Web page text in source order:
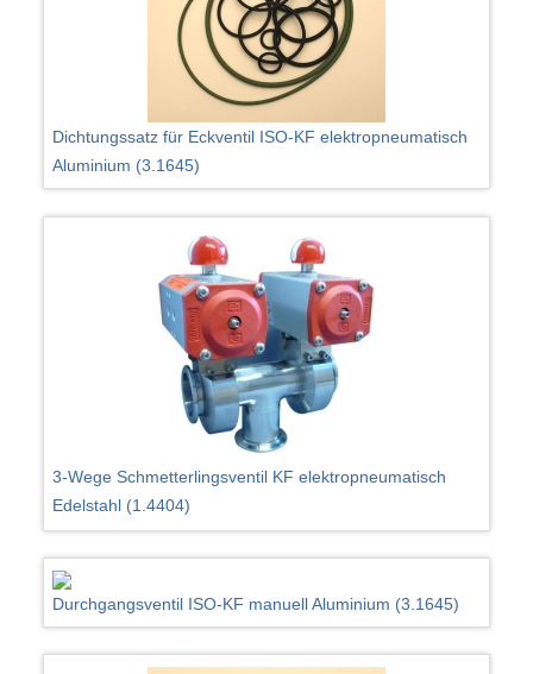
Dichtungssatz für Eckventil ISO-KF elektropneumatisch
Aluminium (3.1645)
3-Wege Schmetterlingsventil KF elektropneumatisch
Edelstahl (1.4404)
Durchgangsventil ISO-KF manuell Aluminium (3.1645)